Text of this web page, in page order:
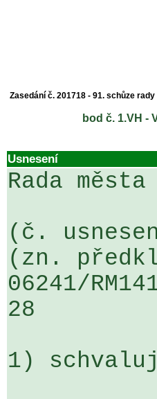
Zasedání č. 201718 - 91. schůze
bod č. 1.VH -
Usnesení
Rada města
(č.
(zn.
06241/
28
1)